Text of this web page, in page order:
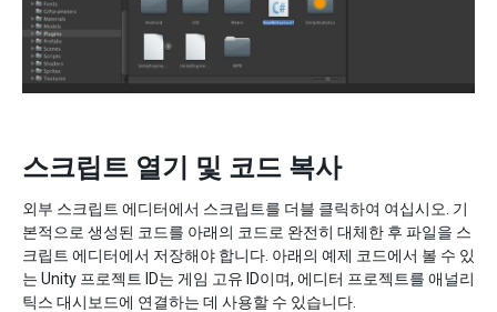
스크립트 열기 및 코드 복사
외부 스크립트 에디터에서 스크립트를 더블 클릭하여 여십시오. 기
본적으로 생성된 코드를 아래의 코드로 완전히 대체한 후 파일을 스
크립트 에디터에서 저장해야 합니다. 아래의 예제 코드에서 볼 수 있
는 Unity 프로젝트 ID는 게임 고유 ID이며, 에디터 프로젝트를 애널리
틱스 대시보드에 연결하는 데 사용할 수 있습니다.